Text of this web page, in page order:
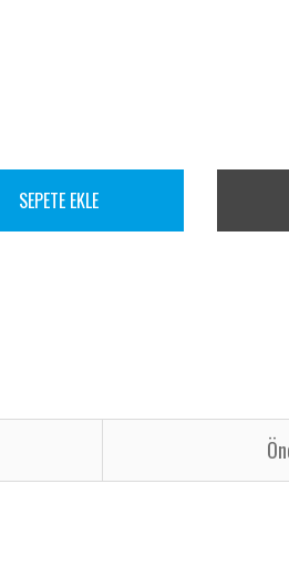
SEPETE EKLE